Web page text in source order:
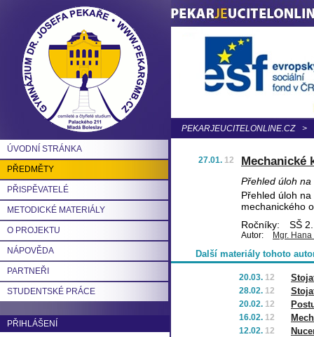
ÚVODNÍ STRÁNKA
PŘEDMĚTY
PŘISPĚVATELÉ
METODICKÉ MATERIÁLY
O PROJEKTU
NÁPOVĚDA
PARTNEŘI
STUDENTSKÉ PRÁCE
PŘIHLÁŠENÍ
PEKARJEUCITELONLINE.CZ >
27.01. 12 Mechanické
Přehled úloh
Přehled úloh
mechanického
Ročníky:
SŠ
Autor: Mgr.
Další materiály tohoto
20.03. 12
28.02. 12
20.02. 12
16.02. 12
12.02. 12